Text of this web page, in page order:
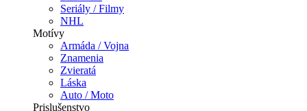
Seriály / Filmy
NHL
Motívy
Armáda / Vojna
Znamenia
Zvieratá
Láska
Auto / Moto
Prislušenstvo